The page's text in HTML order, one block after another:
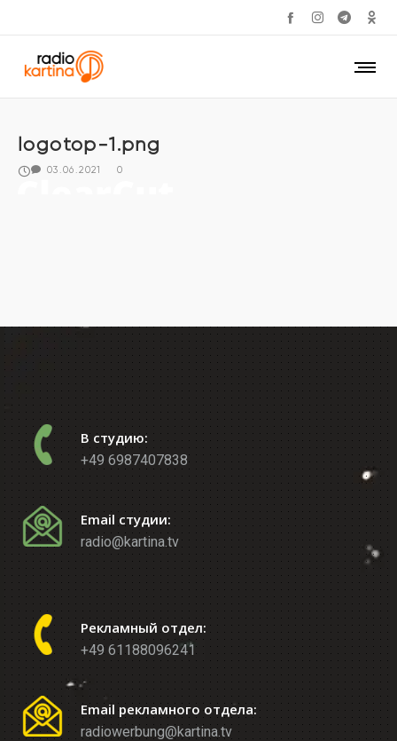
logotop-1.png
03.06.2021 0
В студию:
+49 6987407838
Email студии:
radio@kartina.tv
Рекламный отдел:
+49 61188096241
Email рекламного отдела:
radiowerbung@kartina.tv